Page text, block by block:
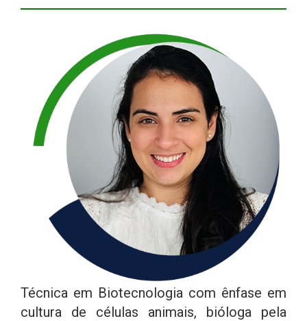
Técnica em Biotecnologia com ênfase em
cultura de células animais, bióloga pela